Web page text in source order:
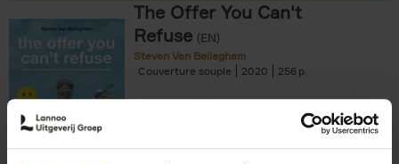
The Offer You Can't
Refuse (EN)
Steven Van Belleghem
Couverture souple
2020 256
€37,50